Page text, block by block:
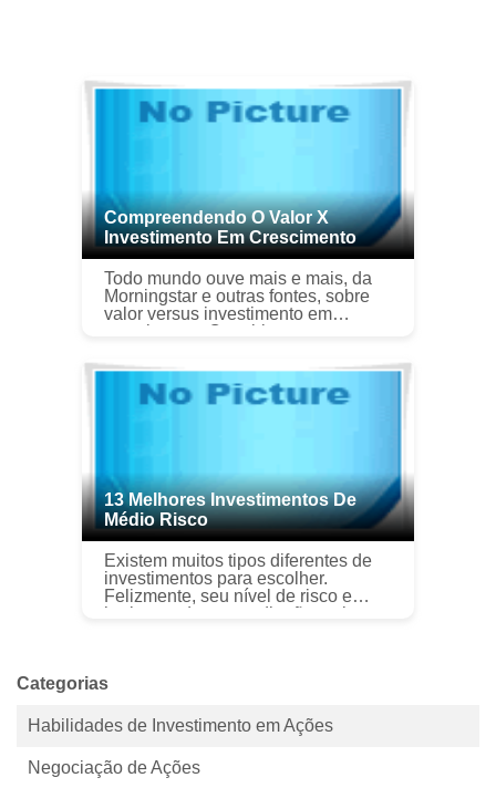
Compreendendo O Valor X
Investimento Em Crescimento
Todo mundo ouve mais e mais, da
Morningstar e outras fontes, sobre
valor versus investimento em
crescimento. O problema, e a
investidores simplesmente não
entende a dife...
13 Melhores Investimentos De
Médio Risco
Existem muitos tipos diferentes de
investimentos para escolher.
Felizmente, seu nível de risco e
horizonte de tempo ditarão muitas
Categorias
Habilidades de Investimento em Ações
Negociação de Ações